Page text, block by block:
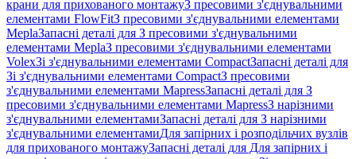
крани для прихованого монтажуЗ пресовими з'єднувальними
елементами FlowFitЗ пресовими з'єднувальними елементами
MeplaЗапасні деталі для З пресовими з'єднувальними
елементами MeplaЗ пресовими з'єднувальними елементами
VolexЗі з'єднувальними елементами CompactЗапасні деталі для
Зі з'єднувальними елементами CompactЗ пресовими
з'єднувальними елементами MapressЗапасні деталі для З
пресовими з'єднувальними елементами MapressЗ нарізними
з'єднувальними елементамиЗапасні деталі для З нарізними
з'єднувальними елементамиДля запірних і розподільчих вузлів
для прихованого монтажуЗапасні деталі для Для запірних і